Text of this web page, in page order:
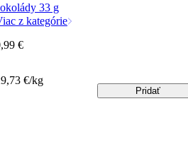
33 g
z kategórie
€
€/kg
Pridať